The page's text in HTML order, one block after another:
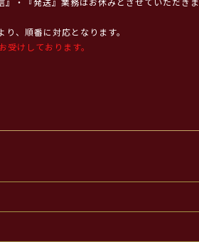
』・『発送』業務はお休みとさせていただきま
、順番に対応となります。
けしております。